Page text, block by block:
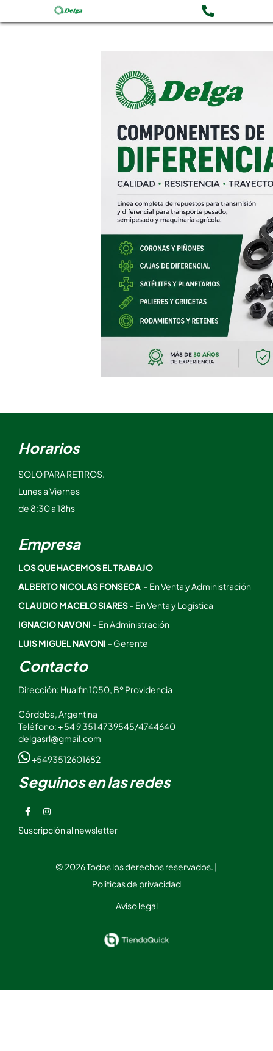
Horarios
SOLO PARA RETIROS.
Lunes a Viernes
de 8:30 a 18hs
Empresa
LOS QUE HACEMOS EL TRABAJO
ALBERTO NICOLAS FONSECA – En Venta y Administración
CLAUDIO MACELO SIARES– En Venta y Logística
IGNACIO NAVONI – En Administración
LUIS MIGUEL NAVONI – Gerente
Contacto
Dirección: Hualfin 1050, Bº Providencia
Córdoba, Argentina
Teléfono: + 54 9 351 4739545/4744640
delgasrl@gmail.com
+5493512601682
Seguinos en las redes
Suscripción al newsletter
© 2026 Todos los derechos reservados. |
Politicas de privacidad
Aviso legal